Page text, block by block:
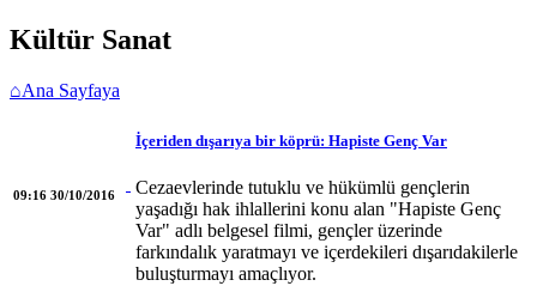
Kültür Sanat
⌂Ana Sayfaya
09:16 30/10/2016
İçeriden dışarıya bir köprü: Hapiste Genç Var
Cezaevlerinde tutuklu ve hükümlü gençlerin
yaşadığı hak ihlallerini konu alan "Hapiste Genç
Var" adlı belgesel filmi, gençler üzerinde
farkındalık yaratmayı ve içerdekileri dışarıdakilerle
buluşturmayı amaçlıyor.